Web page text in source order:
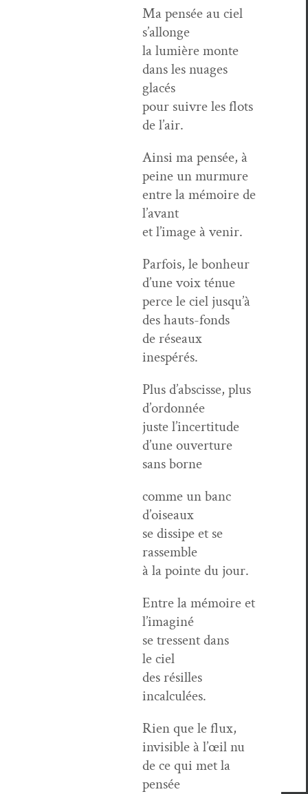
Ma pen­sée au ciel
s’allonge
la lumière monte
dans les nuages
glacés
pour suiv­re les flots
de l’air.
Ain­si ma pen­sée, à
peine un murmure
entre la mémoire de
l’avant
et l’image à venir.
Par­fois, le bon­heur
d’une voix ténue
perce le ciel jusqu’à
des hauts-fonds
de réseaux
inespérés.
Plus d’abscisse, plus
d’ordonnée
juste l’incertitude
d’une ouver­ture
sans borne
comme un banc
d’oiseaux
se dis­sipe et se
rassemble
à la pointe du jour.
Entre la mémoire et
l’imaginé
se tressent dans
le ciel
des résilles
incalculées.
Rien que le flux,
invis­i­ble à l’œil nu
de ce qui met la
pensée